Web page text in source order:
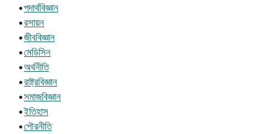
•পদার্থবিজ্ঞান
•রসায়ন
•জীববিজ্ঞান
•মেডিসিন
•অর্থনীতি
•রাষ্ট্রবিজ্ঞান
•সমাজবিজ্ঞান
•ইতিহাস
•পৌরনীতি